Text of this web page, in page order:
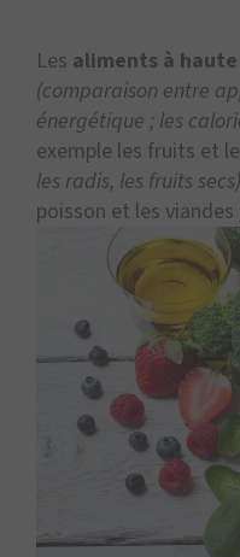
Les aliments à
(comparaison entre
énergétique ; les
exemple les fruits et
les radis, les fruits secs)
poisson et les viandes